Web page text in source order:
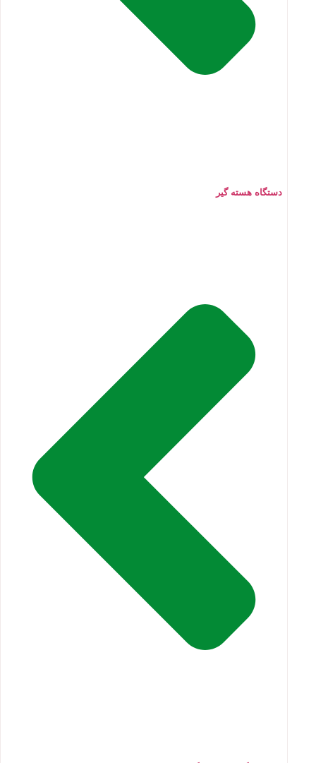
دستگاه هسته گیر